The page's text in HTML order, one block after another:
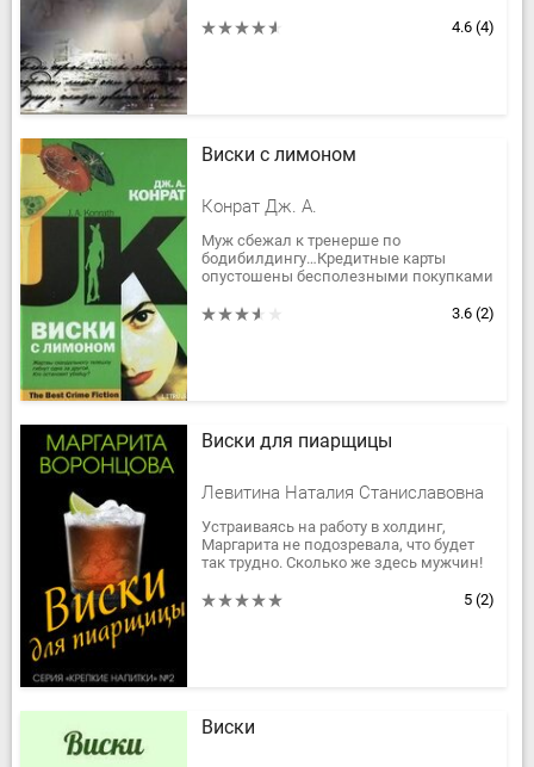
4.6 (4)
Виски с лимоном
Конрат Дж. А.
Муж сбежал к тренерше по
бодибилдингу…Кредитные карты
опустошены бесполезными покупками
охотиться на гнусного маньяка по 3.6 (2)
Виски для пиарщицы
Левитина Наталия Станиславовна
Устраиваясь на работу в холдинг,
Маргарита не подозревала, что будет
так трудно. Сколько же здесь мужчин!
становится источником проблем, а...5 (2)
Виски